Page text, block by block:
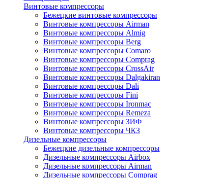
Винтовые компрессоры
Бежецкие винтовые компрессоры
Винтовые компрессоры Airman
Винтовые компрессоры Almig
Винтовые компрессоры Berg
Винтовые компрессоры Comaro
Винтовые компрессоры Comprag
Винтовые компрессоры CrossAir
Винтовые компрессоры Dalgakiran
Винтовые компрессоры Dali
Винтовые компрессоры Fini
Винтовые компрессоры Ironmac
Винтовые компрессоры Remeza
Винтовые компрессоры ЗИФ
Винтовые компрессоры ЧКЗ
Дизельные компрессоры
Бежецкие дизельные компрессоры
Дизельные компрессоры Airbox
Дизельные компрессоры Airman
Дизельные компрессоры Comprag